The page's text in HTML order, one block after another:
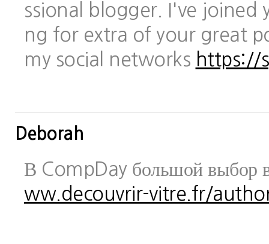
ssional blogger. I've joined
ng for extra of your great
my social networks https://
Deborah
В CompDay большой выбор
ww.decouvrir-vitre.fr/